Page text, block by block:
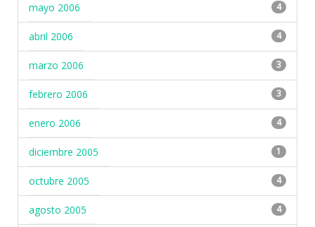
mayo 2006 4
abril 2006 4
marzo 2006 3
febrero 2006 3
enero 2006 4
diciembre 2005 1
octubre 2005 4
agosto 2005 4